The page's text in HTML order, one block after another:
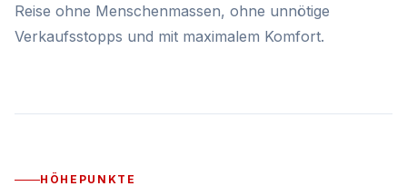
Reise ohne Menschenmassen, ohne unnötige
Verkaufsstopps und mit maximalem Komfort.
HÖHEPUNKTE